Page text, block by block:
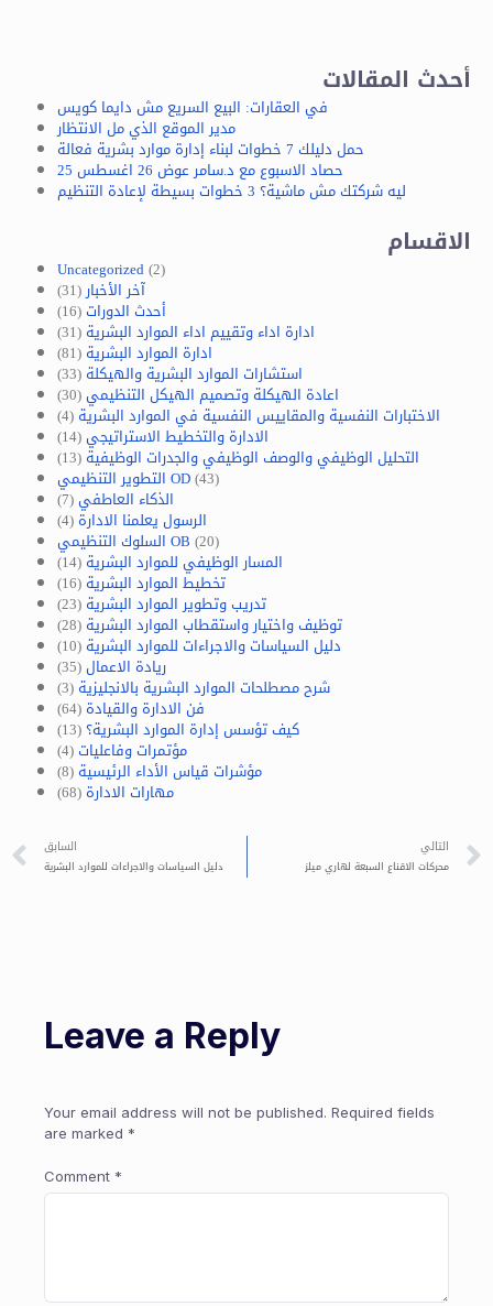
أحدث المقالات
في العقارات: البيع السريع مش دايما كويس
مدير الموقع الذي مل الانتظار
حمل دليلك 7 خطوات لبناء إدارة موارد بشرية فعالة
حصاد الاسبوع مع د.سامر عوض 26 اغسطس 25
ليه شركتك مش ماشية؟ 3 خطوات بسيطة لإعادة التنظيم
الاقسام
Uncategorized(2)
آخر الأخبار(31)
أحدث الدورات(16)
ادارة اداء وتقييم اداء الموارد البشرية (31)
ادارة الموارد البشرية (81)
استشارات الموارد البشرية والهيكلة (33)
اعادة الهيكلة وتصميم الهيكل التنظيمي(30)
الاختبارات النفسية والمقاييس النفسية في الموارد البشرية (4)
الادارة والتخطيط الاستراتيجي(14)
التحليل الوظيفي والوصف الوظيفي والجدرات الوظيفية (13)
التطوير التنظيمي OD(43)
الذكاء العاطفي(7)
الرسول يعلمنا الادارة(4)
السلوك التنظيمي OB (20)
المسار الوظيفي للموارد البشرية (14)
تخطيط الموارد البشرية (16)
تدريب وتطوير الموارد البشرية (23)
توظيف واختيار واستقطاب الموارد البشرية (28)
دليل السياسات والاجراءات للموارد البشرية (10)
ريادة الاعمال(35)
شرح مصطلحات الموارد البشرية بالانجليزية (3)
فن الادارة والقيادة(64)
كيف تؤسس إدارة الموارد البشرية؟ (13)
مؤتمرات وفاعليات(4)
مؤشرات قياس الأداء الرئيسية (8)
مهارات الادارة(68)
السابق
دليل السياسات والاجراءات للموارد البشرية
التالي
محركات الاقناع السبعة لهاري ميلز
Leave a Reply
Your email address will not be published. Required fields
are marked *
Comment *